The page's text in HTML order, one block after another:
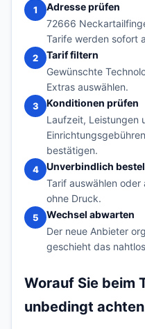
1
Adresse prüfen
72666
Tarife werden sofort
2
Tarif filtern
Gewünschte
Extras auswählen.
3
Konditionen prüfen
Laufzeit, Leistungen
bestätigen.
4
Unverbindlich
Tarif auswählen
ohne Druck.
5
Wechsel abwarten
Der neue Anbieter
geschieht das
Worauf Sie beim
unbedingt